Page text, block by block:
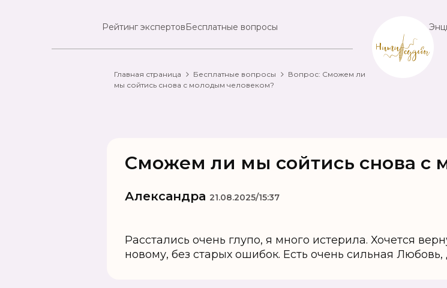
Рейтинг экспертовБесплатные вопросы
Главная страница Бесплатные вопросы
Вопрос: Сможем ли
мы сойтись снова с молодым человеком?
Сможем ли мы сойтись снова с
Александра 21.08.2025/15:37
Расстались очень глупо, я много истерила. Хочется
новому, без старых ошибок. Есть очень сильная